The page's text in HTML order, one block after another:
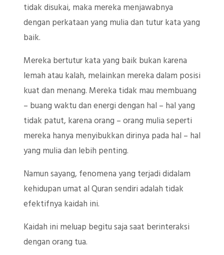
tidak disukai, maka mereka menjawabnya
dengan perkataan yang mulia dan tutur kata yang
baik.
Mereka bertutur kata yang baik bukan karena
lemah atau kalah, melainkan mereka dalam posisi
kuat dan menang. Mereka tidak mau membuang
– buang waktu dan energi dengan hal – hal yang
tidak patut, karena orang – orang mulia seperti
mereka hanya menyibukkan dirinya pada hal – hal
yang mulia dan lebih penting.
Namun sayang, fenomena yang terjadi didalam
kehidupan umat al Quran sendiri adalah tidak
efektifnya kaidah ini.
Kaidah ini meluap begitu saja saat berinteraksi
dengan orang tua.